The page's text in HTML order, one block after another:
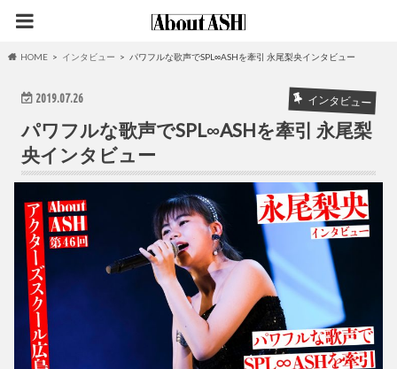
HOME インタビュー パワフルな歌声でSPL∞ASHを牽引 永尾梨央インタビュー
2019.07.26 インタビュー
パワフルな歌声でSPL∞ASHを牽引 永尾梨
央インタビュー